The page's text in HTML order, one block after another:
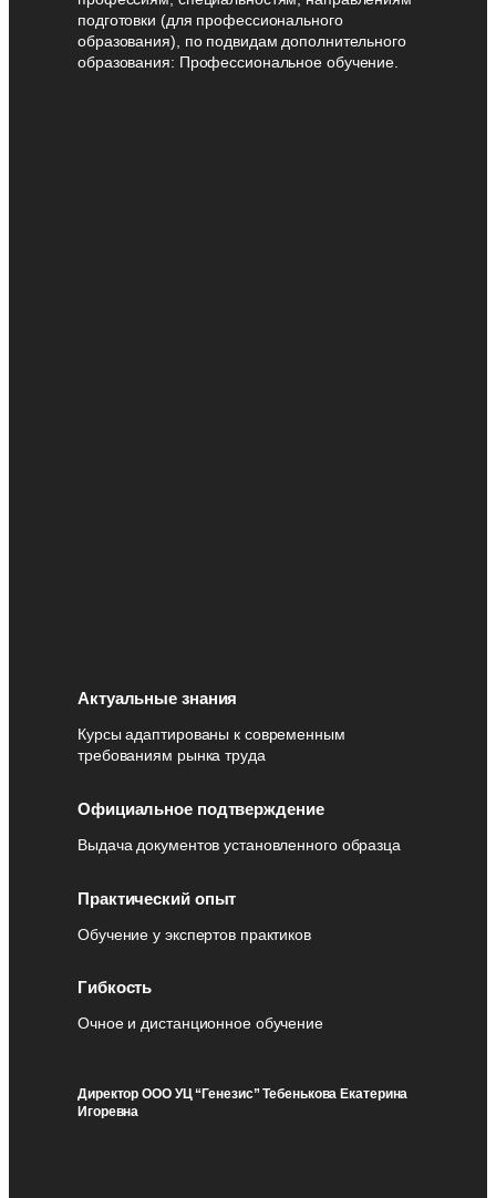
подготовки (для профессионального
образования), по подвидам дополнительного
образования: Профессиональное обучение.
Актуальные знания
Курсы адаптированы к современным
требованиям рынка труда
Официальное подтверждение
Выдача документов установленного образца
Практический опыт
Обучение у экспертов практиков
Гибкость
Очное и дистанционное обучение
Директор ООО УЦ “Генезис” Тебенькова Екатерина
Игоревна